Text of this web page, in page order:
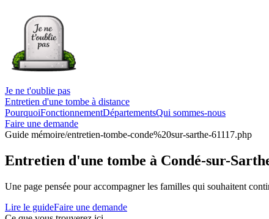
Je ne t'oublie pas
Entretien d'une tombe à distance
PourquoiFonctionnementDépartementsQui sommes-nous
Faire une demande
Guide mémoire/entretien-tombe-conde%20sur-sarthe-61117.php
Entretien d'une tombe à Condé-sur-
Une page pensée pour accompagner les familles qui souhaitent
Lire le guideFaire une demande